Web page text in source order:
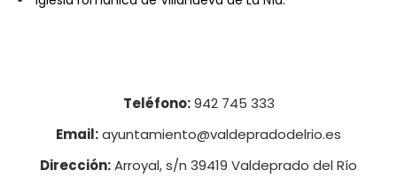
Teléfono:942 745 333
Email:ayuntamiento@valdepradodelrio.es
Dirección:Arroyal, s/n 39419 Valdeprado del Río